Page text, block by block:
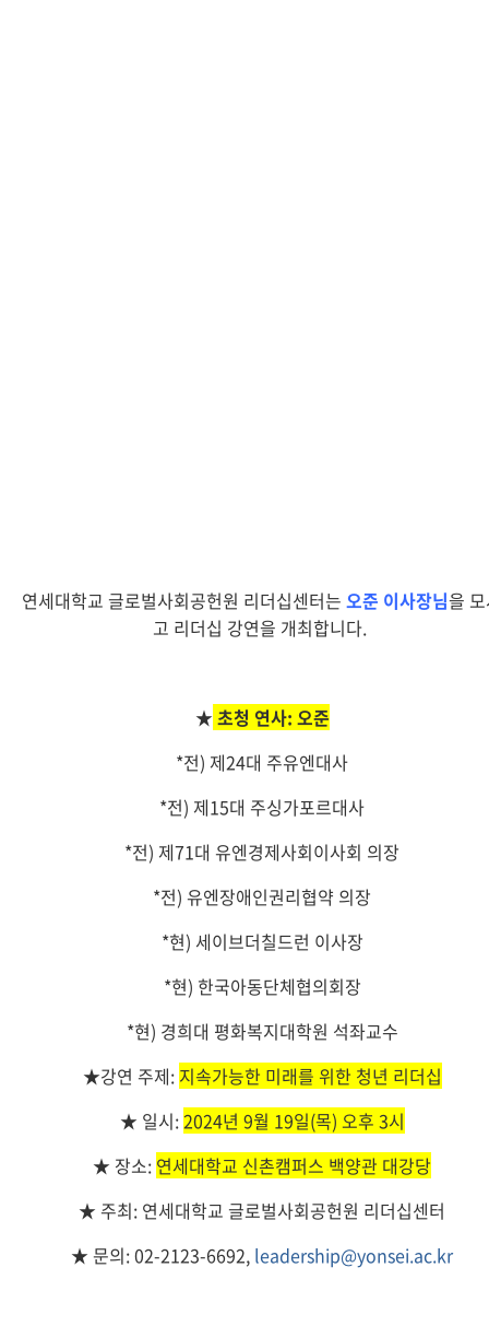
연세대학교 글로벌사회공헌원 리더십센터는 오준 이사장님을
고 리더십 강연을 개최합니다.
★ 초청 연사: 오준
*전) 제24대 주유엔대사
*전) 제15대 주싱가포르대사
*전) 제71대 유엔경제사회이사회 의장
*전) 유엔장애인권리협약 의장
*현) 세이브더칠드런 이사장
*현) 한국아동단체협의회장
*현) 경희대 평화복지대학원 석좌교수
★강연 주제: 지속가능한 미래를 위한 청년 리더십
★ 일시:2024년 9월 19일(목) 오후 3시
★ 장소: 연세대학교 신촌캠퍼스 백양관 대강당
★ 주최: 연세대학교 글로벌사회공헌원 리더십센터
★ 문의: 02-2123-6692, leadership@yonsei.ac.kr